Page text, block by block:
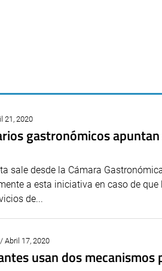
21, 2020
gastronómicos
sale desde la Cámara
a esta iniciativa en caso de
de...
Abril 17, 2020
usan dos